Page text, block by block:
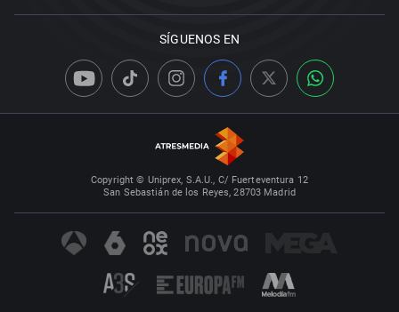
SÍGUENOS EN
Copyright © Uniprex, S.A.U., C/ Fuerteventura 12
San Sebastián de los Reyes, 28703 Madrid